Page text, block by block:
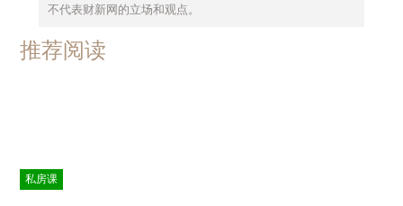
不代表财新网的立场和观点。
推荐阅读
私房课